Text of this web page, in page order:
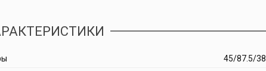
45/87.5/38